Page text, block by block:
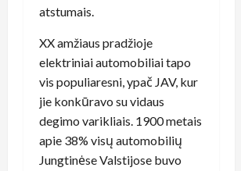
atstumais.
XX amžiaus pradžioje
elektriniai automobiliai tapo
vis populiaresni, ypač JAV, kur
jie konkūravo su vidaus
degimo varikliais. 1900 metais
apie 38% visų automobilių
Jungtinėse Valstijose buvo